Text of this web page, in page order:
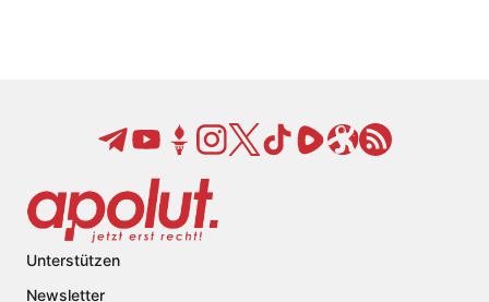
Unterstützen
Newsletter